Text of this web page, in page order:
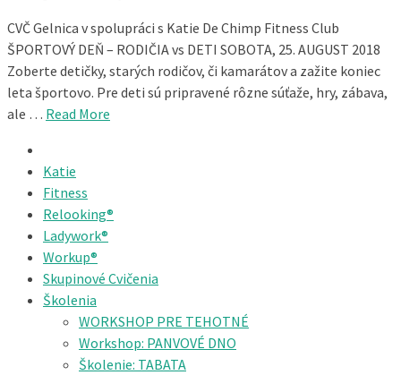
CVČ Gelnica v spolupráci s Katie De Chimp Fitness Club
ŠPORTOVÝ DEŇ – RODIČIA vs DETI SOBOTA, 25. AUGUST 2018
Zoberte detičky, starých rodičov, či kamarátov a zažite koniec
leta športovo. Pre deti sú pripravené rôzne súťaže, hry, zábava,
ale … Read More
Katie
Fitness
Relooking®
Ladywork®
Workup®
Skupinové Cvičenia
Školenia
WORKSHOP PRE TEHOTNÉ
Workshop: PANVOVÉ DNO
Školenie: TABATA